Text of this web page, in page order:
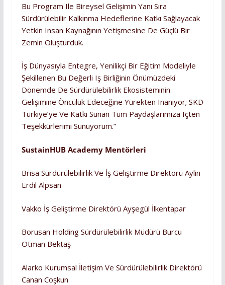
Bu Program Ile Bireysel Gelişimin Yanı Sıra
Sürdürülebilir Kalkınma Hedeflerine Katkı Sağlayacak
Yetkin Insan Kaynağının Yetişmesine De Güçlü Bir
Zemin Oluşturduk.
İş Dünyasıyla Entegre, Yenilikçi Bir Eğitim Modeliyle
Şekillenen Bu Değerli Iş Birliğinin Önümüzdeki
Dönemde De Sürdürülebilirlik Ekosisteminin
Gelişimine Öncülük Edeceğine Yürekten Inanıyor; SKD
Türkiye’ye Ve Katkı Sunan Tüm Paydaşlarımıza Içten
Teşekkürlerimi Sunuyorum.”
SustainHUB Academy Mentörleri
Brisa Sürdürülebilirlik Ve İş Geliştirme Direktörü Aylin
Erdil Alpsan
Vakko İş Geliştirme Direktörü Ayşegül İlkentapar
Borusan Holding Sürdürülebilirlik Müdürü Burcu
Otman Bektaş
Alarko Kurumsal İletişim Ve Sürdürülebilirlik Direktörü
Canan Coşkun